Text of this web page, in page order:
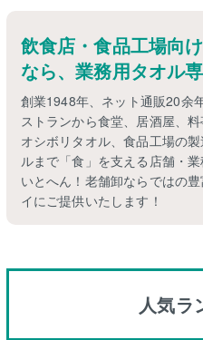
飲食店・食品工場向
なら、業務用タオル
創業1948年、ネット通販20余
ストランから食堂、居酒屋、
オシボリタオル、食品工場の
ルまで「食」を支える店舗・
いとへん！老舗卸ならではの
イにご提供いたします！
人気ラ